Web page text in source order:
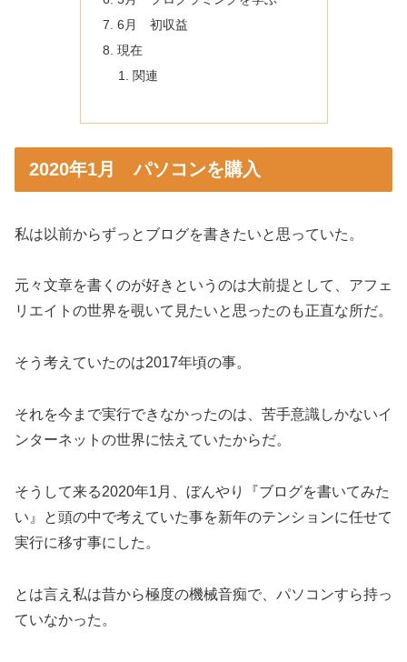
6月 初収益
現在
関連
2020年1月 パソコンを購入
私は以前からずっとブログを書きたいと思っていた。
元々文章を書くのが好きというのは大前提として、アフェ
リエイトの世界を覗いて見たいと思ったのも正直な所だ。
そう考えていたのは2017年頃の事。
それを今まで実行できなかったのは、苦手意識しかないイ
ンターネットの世界に怯えていたからだ。
そうして来る2020年1月、ぼんやり『ブログを書いてみた
い』と頭の中で考えていた事を新年のテンションに任せて
実行に移す事にした。
とは言え私は昔から極度の機械音痴で、パソコンすら持っ
ていなかった。